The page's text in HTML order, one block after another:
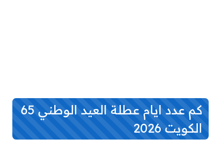
كم عدد ايام عطلة العيد الوطني 65
الكويت 2026